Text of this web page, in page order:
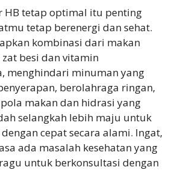
HB tetap optimal itu penting
tetap berenergi dan sehat.
kombinasi dari makan
besi dan vitamin
menghindari minuman yang
berolahraga ringan,
makan dan hidrasi yang
selangkah lebih maju untuk
cepat secara alami. Ingat,
ada masalah kesehatan yang
untuk berkonsultasi dengan